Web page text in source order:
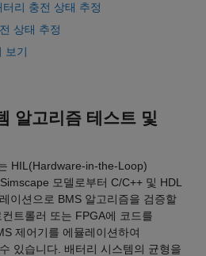
리 충전 상태 추정
상태 추정
보기
알고리즘 테스트 및
HIL(Hardware-in-the-Loop)
모델로부터 C/C++ 및 HDL
이션으로 BMS 알고리즘을 검증할
트롤러 또는 FPGA에 코드를
제어기를 에뮬레이션하여
있습니다. 배터리 시스템의 균형을